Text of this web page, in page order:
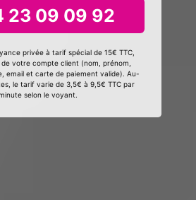
23 09 09 92
privée à tarif spécial de 15€ TTC,
votre compte client (nom, prénom,
email et carte de paiement valide). Au-
le tarif varie de 3,5€ à 9,5€ TTC par
selon le voyant.